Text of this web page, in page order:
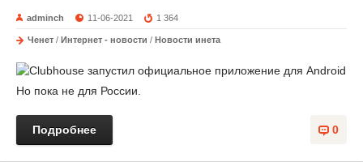
adminch 11-06-2021 1 364
Ченет / Интернет - новости / Новости инета
Но пока не для России.
0
Подробнее